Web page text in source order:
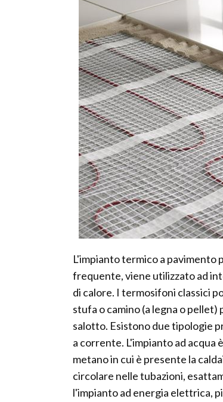
L'impianto termico a pavimento
frequente, viene utilizzato ad
di calore. I termosifoni classici
stufa o camino (a legna o
salotto. Esistono due tipologie
a corrente. L'impianto ad acqua
metano in cui è presente la
circolare nelle tubazioni,
l'impianto ad energia elettrica,